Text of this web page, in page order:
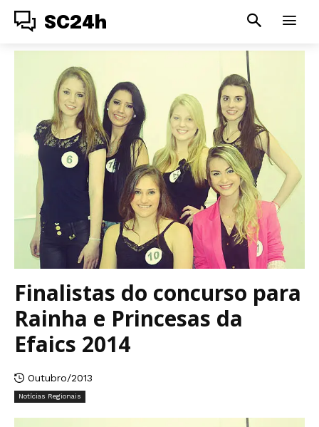
SC24h
Finalistas do concurso para
Rainha e Princesas da
Efaics 2014
Outubro/2013
Notícias Regionais